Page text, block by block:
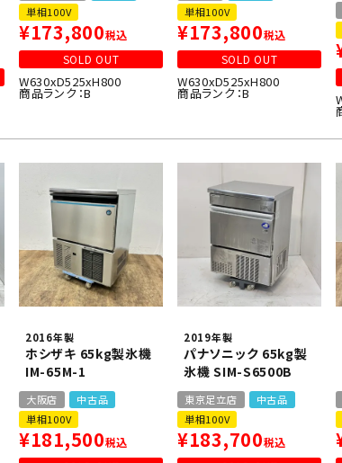
単相100V
¥173,800税込
SOLD OUT
W630xD525xH800
商品ランク：B
単相100V
¥173,800税込
SOLD OUT
W630xD525xH800
商品ランク：B
2016年製
ホシザキ 65kg製氷機
IM-65M-1
大阪店
中古品
単相100V
¥181,500税込
2019年製
パナソニック 65kg製
氷機 SIM-S6500B
東京足立店
中古品
単相100V
¥183,700税込